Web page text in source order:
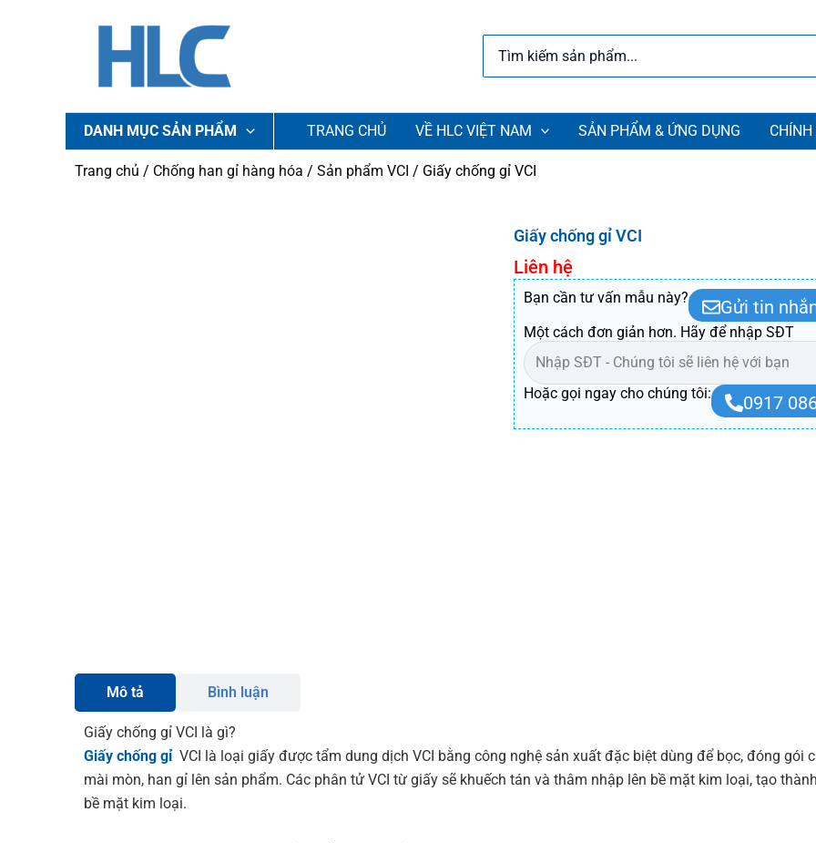
for:
DANH MỤC SẢN PHẨM TRANG CHỦ VỀ HLC VIỆT NAM SẢN PHẨM & ỨNG DỤNG
Trang chủ / Chống han gỉ hàng hóa / Sản phẩm VCI / Giấy chống gỉ VCI
Giấy chống gỉ VCI
Liên hệ
Bạn cần tư vấn mẫu này? Gửi tin
Một cách đơn giản hơn. Hãy để nhập SĐT
Hoặc gọi ngay cho chúng tôi: 0917
Mô tả Bình luận
Giấy chống gỉ VCI là gì?
Giấy chống gỉVCI là loại giấy được tẩm dung dịch VCI bằng công nghệ sản xuất đặc biệt dùng để bọc, đóng gói
mài mòn, han gỉ lên sản phẩm. Các phân tử VCI từ giấy sẽ khuếch tán và thâm nhập lên bề mặt kim loại, tạo
bề mặt kim loại.